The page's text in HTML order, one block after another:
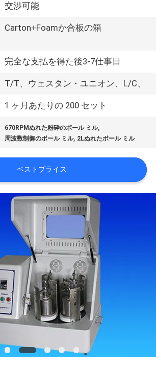
交渉可能
Carton+Foamか合板の箱
完全な支払を得た後3-7仕事日
T/T、ウェスタン・ユニオン、L/C、
1 ヶ月あたりの 200 セット
670RPMぬれた粉砕のボール ミル,
周波数制御のボール ミル, 2Lぬれたボール ミル
ベストプライス